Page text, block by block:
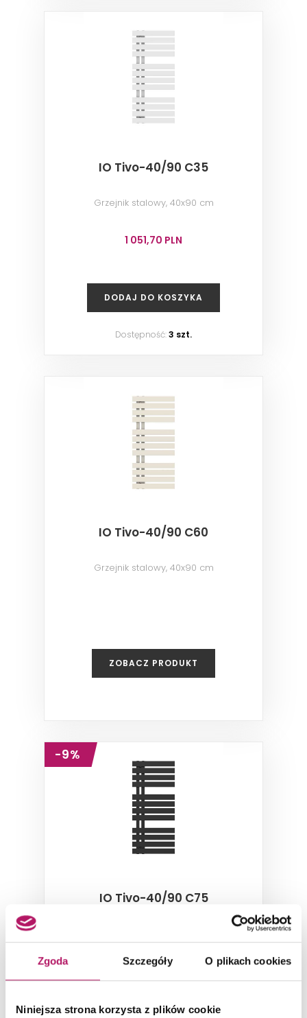
Zgoda Szczegóły O plikach cookies
Niniejsza strona korzysta z plików cookie
IO Tivo-40/90 C35
Grzejnik stalowy, 40x90 cm
1 051,70 PLN
DODAJ DO KOSZYKA
Dostępność:3 szt.
IO Tivo-40/90 C60
Grzejnik stalowy, 40x90 cm
ZOBACZ PRODUKT
-9%
IO Tivo-40/90 C75
1 051,70 PLN